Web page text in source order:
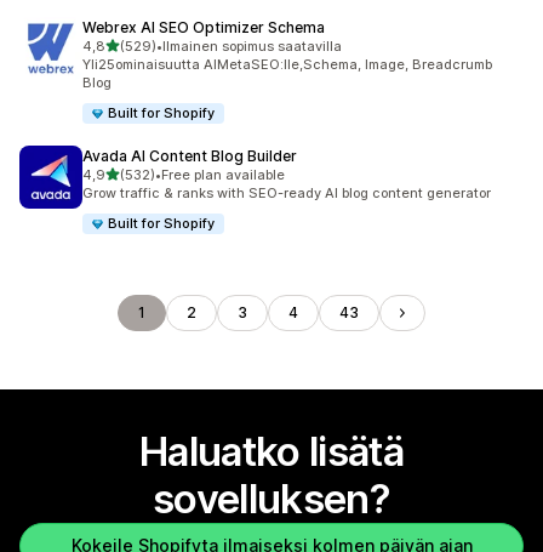
Webrex AI SEO Optimizer Schema
4,8/ 5 tähteä
(529)
529 arvostelua yhteensä
•Ilmainen sopimus saatavilla
Yli25ominaisuutta AIMetaSEO:lle,Schema, Image, Breadcrumb
BIog
Built for Shopify
Avada AI Content Blog Builder
4,9/ 5 tähteä
(532)
532 arvostelua yhteensä
•Free plan available
Grow traffic & ranks with SEO-ready AI blog content generator
Built for Shopify
1 2 3 4 43
Haluatko lisätä
sovelluksen?
Kokeile Shopifyta ilmaiseksi kolmen päivän ajan